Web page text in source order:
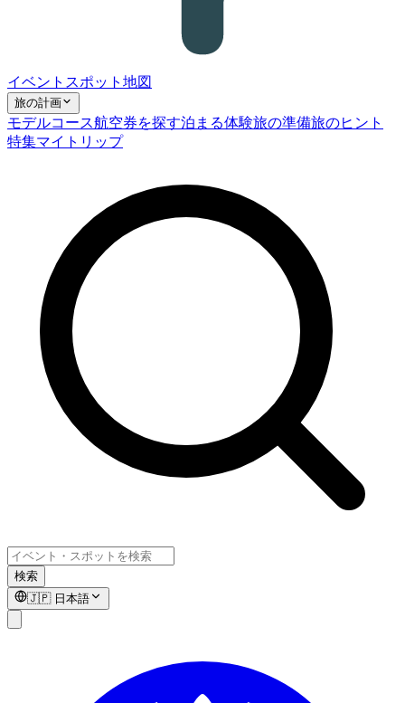
イベント スポット 地図
旅の計画
モデルコース航空券を探す泊まる体験旅の準備旅のヒント
特集マイトリップ
検索
🇯🇵 日本語